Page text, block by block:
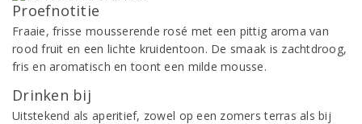
Proefnotitie
Fraaie, frisse mousserende rosé met een pittig aroma van
rood fruit en een lichte kruidentoon. De smaak is zachtdroog,
fris en aromatisch en toont een milde mousse.
Drinken bij
Uitstekend als aperitief, zowel op een zomers terras als bij